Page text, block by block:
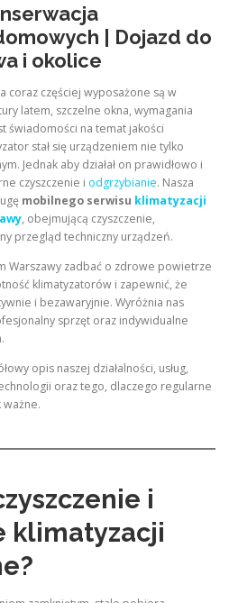
| Dojazd do
i okolice
coraz częściej wyposażone są w
latem, szczelne okna, wymagania
świadomości na temat jakości
stał się urządzeniem nie tylko
Jednak aby działał on prawidłowo i
czyszczenie i odgrzybianie. Nasza
mobilnego serwisu klimatyzacji
, obejmującą czyszczenie,
przegląd techniczny urządzeń.
Warszawy zadbać o zdrowe powietrze
klimatyzatorów i zapewnić, że
i bezawaryjnie. Wyróżnia nas
sprzęt oraz indywidualne
opis naszej działalności, usług,
oraz tego, dlaczego regularne
ważne.
i
klimatyzacji